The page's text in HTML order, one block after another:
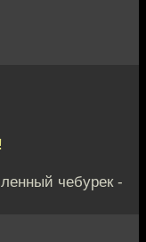
чебурек -